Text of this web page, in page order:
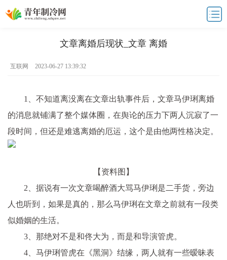
文章离婚后现状_文章 离婚
互联网 2023-06-27 13:39:32
1、不知道离没离在文章出轨事件后，文章马伊琍离婚
的消息就铺满了整个媒体圈，在舆论的压力下两人沉寂了一
段时间，但还是难逃离婚的厄运，这个是由他两性格决定。
【资料图】
2、据说有一次文章喝醉酒大骂马伊琍是二手货，旁边
人也听到，如果是真的，那么马伊琍在文章之前就有一段类
似婚姻的生活。
3、那绝对不是和佟大为，而是和导演管虎。
4、马伊琍管虎在《黑洞》结缘，两人就有一些暧昧表